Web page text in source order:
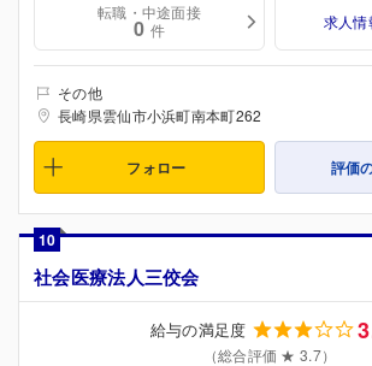
転職・中途面接
0 件 求人情
その他
長崎県雲仙市小浜町南本町262
フォロー 評価
10
社会医療法人三佼会
給与の満足度
（総合評価 ★ 3.7）